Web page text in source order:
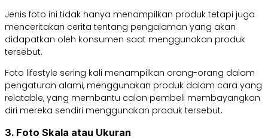
Jenis foto ini tidak hanya menampilkan produk tetapi juga
menceritakan cerita tentang pengalaman yang akan
didapatkan oleh konsumen saat menggunakan produk
tersebut.
Foto lifestyle sering kali menampilkan orang-orang dalam
pengaturan alami, menggunakan produk dalam cara yang
relatable, yang membantu calon pembeli membayangkan
diri mereka sendiri menggunakan produk tersebut.
3. Foto Skala atau Ukuran